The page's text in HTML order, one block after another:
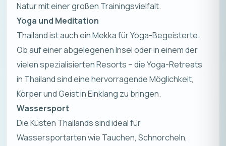
Natur mit einer großen Trainingsvielfalt.
Yoga und Meditation
Thailand ist auch ein Mekka für Yoga-Begeisterte.
Ob auf einer abgelegenen Insel oder in einem der
vielen spezialisierten Resorts – die Yoga-Retreats
in Thailand sind eine hervorragende Möglichkeit,
Körper und Geist in Einklang zu bringen.
Wassersport
Die Küsten Thailands sind ideal für
Wassersportarten wie Tauchen, Schnorcheln,